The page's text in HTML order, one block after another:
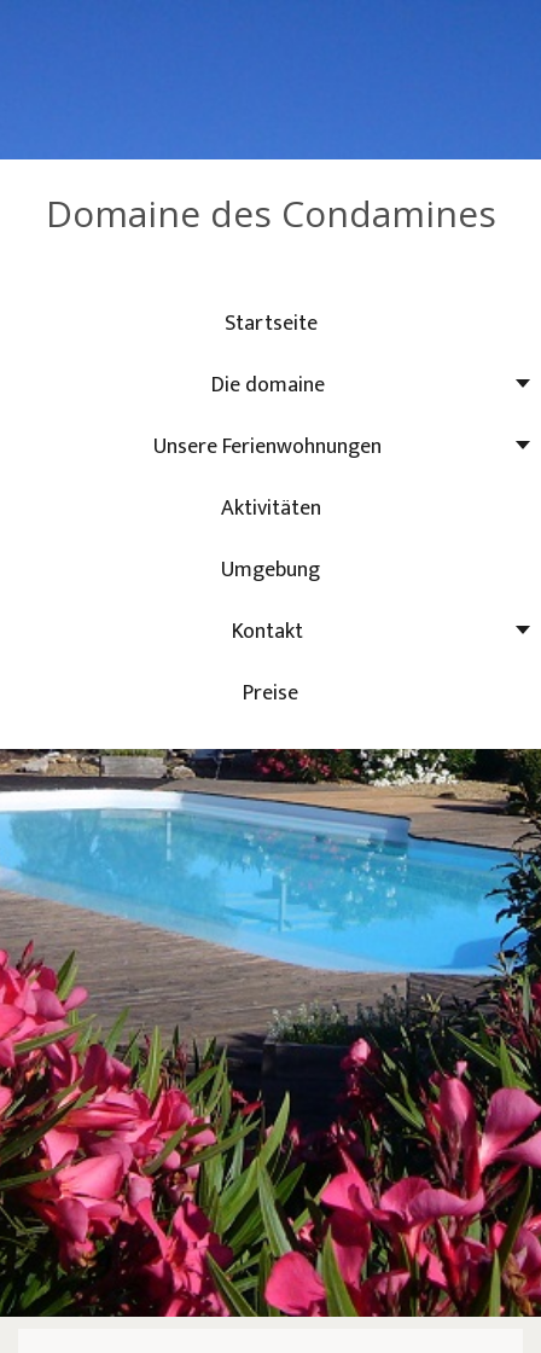
Domaine des Condamines
Startseite
Die domaine
Unsere Ferienwohnungen
Aktivitäten
Umgebung
Kontakt
Preise